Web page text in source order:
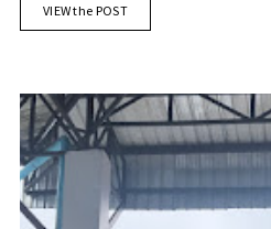
VIEW the POST